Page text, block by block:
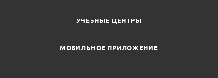
УЧЕБНЫЕ ЦЕНТРЫ
МОБИЛЬНОЕ ПРИЛОЖЕНИЕ